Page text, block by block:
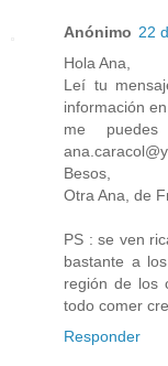
Anónimo 22
Hola Ana,
Leí tu
información
me
Besos,
Otra Ana, de
PS : se ven
bastante a
región de los
todo comer
Responder